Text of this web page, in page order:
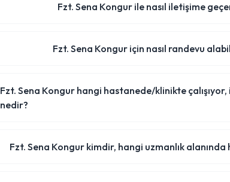
Fzt. Sena Kongur ile nasıl iletişime
Fzt. Sena Kongur için nasıl randevu
Fzt. Sena Kongur hangi hastanede/klinikte
nedir?
Fzt. Sena Kongur kimdir, hangi uzmanlık